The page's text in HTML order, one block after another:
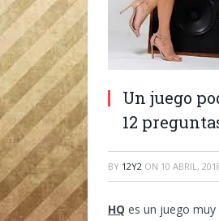
Un juego
12
BY 12Y2 ON 10 ABRIL,
HQ es un juego